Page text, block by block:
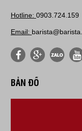
Hotline: 0903.724.159
Email:
BẢN ĐỒ